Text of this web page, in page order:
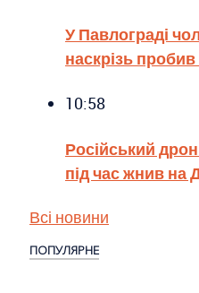
У Павлограді
наскрізь
10:58
Російський
під час жнив на
Всі новини
ПОПУЛЯРНЕ